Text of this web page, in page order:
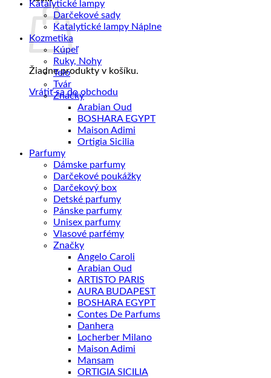
Žiadne produkty v košíku.
Vrátiť sa do obchodu
Katalytické lampy
Darčekové sady
Katalytické lampy Náplne
Kozmetika
Kúpeľ
Ruky, Nohy
Telo
Tvár
Značky
Arabian Oud
BOSHARA EGYPT
Maison Adimi
Ortigia Sicilia
Parfumy
Dámske parfumy
Darčekové poukážky
Darčekový box
Detské parfumy
Pánske parfumy
Unisex parfumy
Vlasové parfémy
Značky
Angelo Caroli
Arabian Oud
ARTISTO PARIS
AURA BUDAPEST
BOSHARA EGYPT
Contes De Parfums
Danhera
Locherber Milano
Maison Adimi
Mansam
ORTIGIA SICILIA